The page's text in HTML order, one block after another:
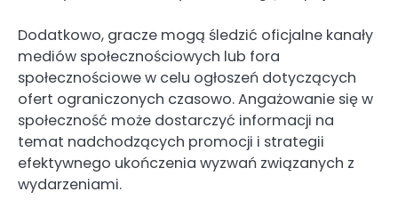
Dodatkowo, gracze mogą śledzić oficjalne kanały
mediów społecznościowych lub fora
społecznościowe w celu ogłoszeń dotyczących
ofert ograniczonych czasowo. Angażowanie się w
społeczność może dostarczyć informacji na
temat nadchodzących promocji i strategii
efektywnego ukończenia wyzwań związanych z
wydarzeniami.